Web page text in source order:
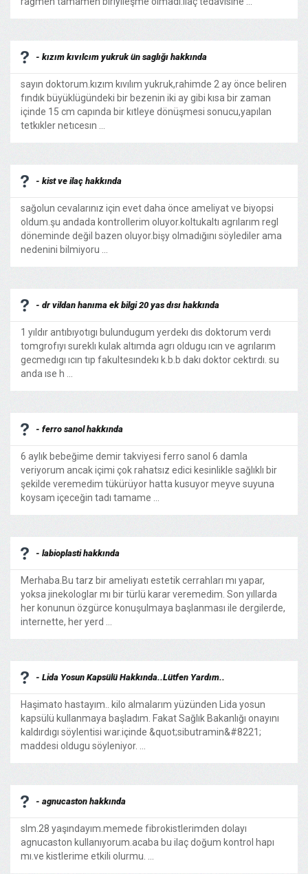
- kızım kıvılcım yukruk ün saglığı hakkında
sayın doktorum.kızım kıvılım yukruk,rahimde 2 ay önce beliren
fındık büyüklügündeki bir bezenin iki ay gibi kısa bir zaman
içinde 15 cm capında bir kıtleye dönüşmesi sonucu,yapılan
tetkıkler netıcesın ...
- kist ve ilaç hakkında
sağolun cevalarınız için evet daha önce ameliyat ve biyopsi
oldum.şu andada kontrollerim oluyor.koltukaltı agrılarım regl
döneminde değil bazen oluyor.bişy olmadığını söylediler ama
nedenini bilmiyoru ...
- dr vildan hanıma ek bilgi 20 yas dısı hakkında
1 yıldır antıbıyotıgı bulundugum yerdekı dıs doktorum verdı
tomgrofıyı sureklı kulak altımda agrı oldugu ıcın ve agrılarım
gecmedıgı ıcın tıp fakultesındekı k.b.b dakı doktor cektırdı. su
anda ıse h ...
- ferro sanol hakkında
6 aylık bebeğime demir takviyesi ferro sanol 6 damla
veriyorum ancak içimi çok rahatsız edici kesinlikle sağlıklı bir
şekilde veremedim tükürüyor hatta kusuyor meyve suyuna
koysam içeceğin tadı tamame ...
- labioplasti hakkında
Merhaba.Bu tarz bir ameliyatı estetik cerrahları mı yapar,
yoksa jinekologlar mı bir türlü karar veremedim. Son yıllarda
her konunun özgürce konuşulmaya başlanması ile dergilerde,
internette, her yerd ...
- Lida Yosun Kapsülü Hakkında..Lütfen Yardım..
Haşimato hastayım.. kilo almalarım yüzünden Lida yosun
kapsülü kullanmaya başladım. Fakat Sağlık Bakanlığı onayını
kaldırdıgı söylentisi war.içinde &quot;sibutramin&#8221;
maddesi oldugu söyleniyor. ...
- agnucaston hakkında
slm.28 yaşındayım.memede fibrokistlerimden dolayı
agnucaston kullanıyorum.acaba bu ilaç doğum kontrol hapı
mı.ve kistlerime etkili olurmu. ...